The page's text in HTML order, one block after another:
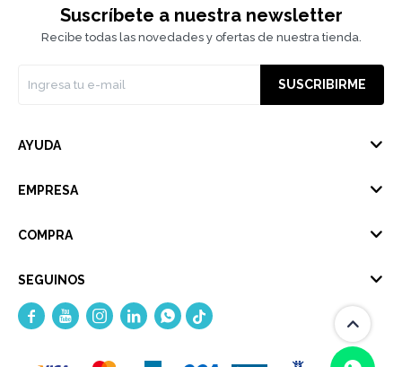
Suscríbete a nuestra newsletter
Recibe todas las novedades y ofertas de nuestra tienda.
SUSCRIBIRME
AYUDA
EMPRESA
COMPRA
SEGUINOS
    